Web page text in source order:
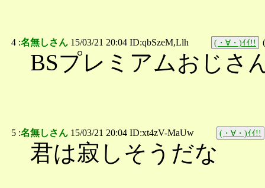
4 :名無しさん 15/03/21 20:04 ID:qbSzeM,Llh (・∀・)ｲｲ!! (
BSプレミアムおじさ
5 :名無しさん 15/03/21 20:04 ID:xt4zV-MaUw (・∀・)ｲｲ!!
君は寂しそうだな